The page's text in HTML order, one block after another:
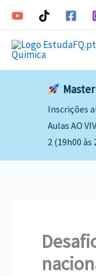
content
Inscrições
Aulas AO
2 (19h00